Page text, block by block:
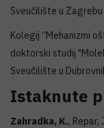
Sveučilište u
Kolegij “Mehanizmi
doktorski studij
Sveučilište u
Istaknute
Zahradka, K., Repar,